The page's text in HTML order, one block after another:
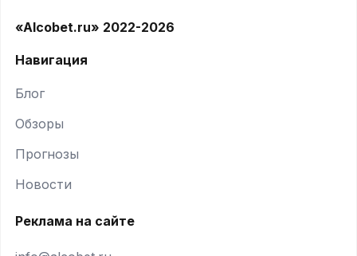
«Alcobet.ru» 2022-2026
Навигация
Блог
Обзоры
Прогнозы
Новости
Реклама на сайте